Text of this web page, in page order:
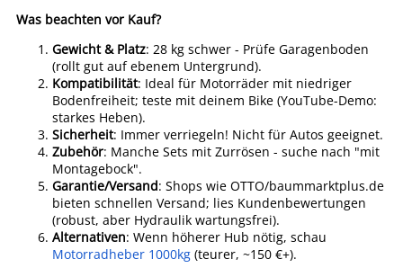
Was beachten vor Kauf?
Gewicht & Platz: 28 kg schwer - Prüfe Garagenboden
(rollt gut auf ebenem Untergrund).
Kompatibilität: Ideal für Motorräder mit niedriger
Bodenfreiheit; teste mit deinem Bike (YouTube-Demo:
starkes Heben).
Sicherheit: Immer verriegeln! Nicht für Autos geeignet.
Zubehör: Manche Sets mit Zurrösen - suche nach "mit
Montagebock".
Garantie/Versand: Shops wie OTTO/baummarktplus.de
bieten schnellen Versand; lies Kundenbewertungen
(robust, aber Hydraulik wartungsfrei).
Alternativen: Wenn höherer Hub nötig, schau
Motorradheber 1000kg (teurer, ~150 €+).